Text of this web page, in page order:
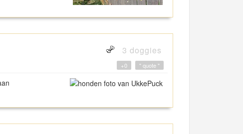
3 doggies
" quote "
+0